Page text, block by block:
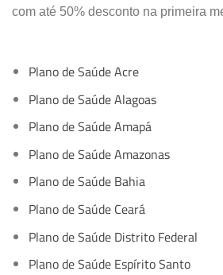
com até 50% desconto na primeira
Plano de Saúde Acre
Plano de Saúde Alagoas
Plano de Saúde Amapá
Plano de Saúde Amazonas
Plano de Saúde Bahia
Plano de Saúde Ceará
Plano de Saúde Distrito Federal
Plano de Saúde Espírito Santo